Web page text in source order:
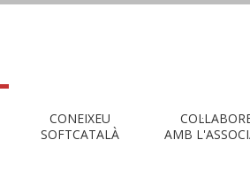
CONEIXEU
SOFTCATALÀ
AMB